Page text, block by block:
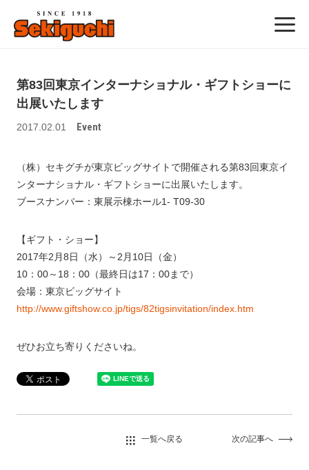
第83回東京インターナショナル・ギフトショーに
出展いたします
2017.02.01 Event
（株）セキグチが東京ビッグサイトで開催される第83回東京イ
ンターナショナル・ギフトショーに出展いたします。
ブースナンバー：東展示棟ホール1- T09-30
【ギフト・ショー】
2017年2月8日（水）～2月10日（金）
10：00～18：00（最終日は17：00まで）
会場：東京ビッグサイト
http://www.giftshow.co.jp/tigs/82tigsinvitation/index.htm
ぜひお立ち寄りくださいね。
一覧へ戻る 次の記事へ